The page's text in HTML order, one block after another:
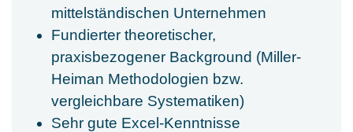
mittelständischen Unternehmen
Fundierter theoretischer,
praxisbezogener Background (Miller-
Heiman Methodologien bzw.
vergleichbare Systematiken)
Sehr gute Excel-Kenntnisse